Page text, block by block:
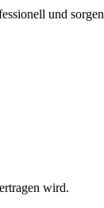
und sorgen
wird.